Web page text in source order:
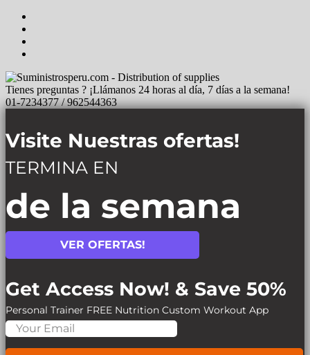
Tienes preguntas ? ¡Llámanos 24 horas al día, 7 días a la semana!
01-7234377 / 962544363
Visite Nuestras ofertas!
TERMINA EN
de la semana
VER OFERTAS!
Get Access Now! & Save 50%
Personal Trainer FREE Nutrition Custom Workout App